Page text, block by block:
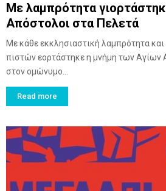
Με λαμπρότητα
Απόστολοι στα Πελετά
Με κάθε εκκλησιαστική λαμπρότητα
πιστών εορτάστηκε η μνήμη των Αγίων
στον ομώνυμο...
Read more